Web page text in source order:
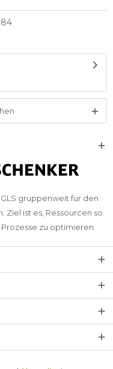
gruppenweit für den
ist es, Ressourcen so
zu optimieren.